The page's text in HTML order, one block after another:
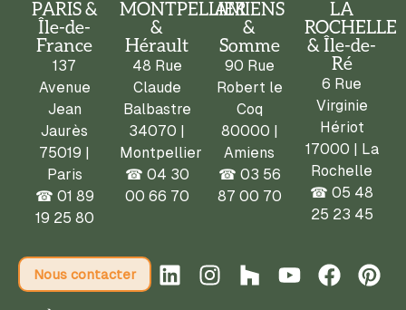
PARIS &
Île-de-
France
137
Avenue
Jean
Jaurès
75019 |
Paris
☎ 01 89
19 25 80
MONTPELLIER
&
Hérault
48 Rue
Claude
Balbastre
34070 |
Montpellier
☎ 04 30
00 66 70
AMIENS
&
Somme
90 Rue
Robert le
Coq
80000 |
Amiens
☎ 03 56
87 00 70
LA
ROCHELLE
& Île-de-
Ré
6 Rue
Virginie
Hériot
17000 | La
Rochelle
☎ 05 48
25 23 45
Nous contacter